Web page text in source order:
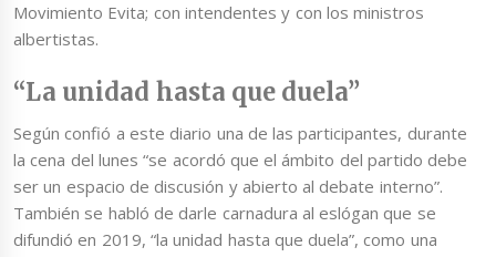
Movimiento Evita; con intendentes y con los ministros
albertistas.
“La unidad hasta que duela”
Según confió a este diario una de las participantes, durante
la cena del lunes “se acordó que el ámbito del partido debe
ser un espacio de discusión y abierto al debate interno”.
También se habló de darle carnadura al eslógan que se
difundió en 2019, “la unidad hasta que duela”, como una